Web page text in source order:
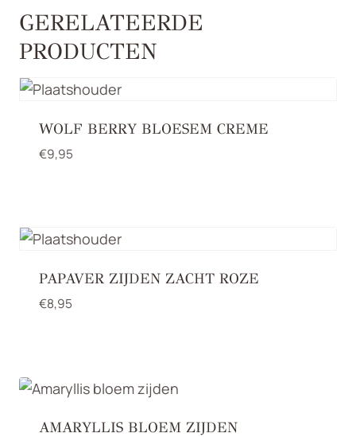
GERELATEERDE
PRODUCTEN
WOLF BERRY BLOESEM CREME
€9,95
PAPAVER ZIJDEN ZACHT ROZE
€8,95
AMARYLLIS BLOEM ZIJDEN